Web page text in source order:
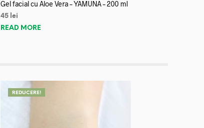
Gel facial cu Aloe Vera – YAMUNA – 200 ml
45 lei
READ MORE
REDUCERE!